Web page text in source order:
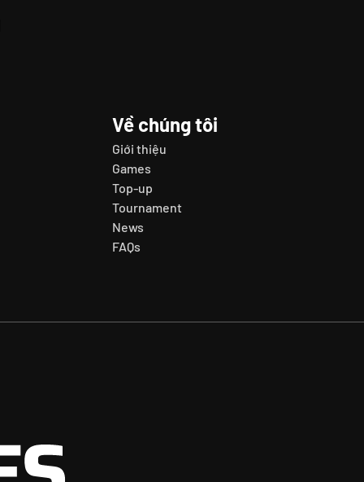
Về chúng tôi
Giới thiệu
Games
Top-up
Tournament
News
FAQs